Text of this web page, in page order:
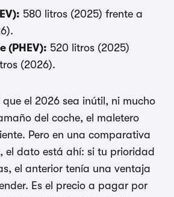
580 litros (2025) frente a
(PHEV): 520 litros (2025)
(2026).
el 2026 sea inútil, ni mucho
del coche, el maletero
Pero en una comparativa
el dato está ahí: si tu prioridad
el anterior tenía una ventaja
Es el precio a pagar por